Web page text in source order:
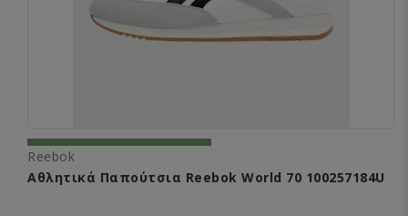
Reebok
Αθλητικά Παπούτσια Reebok World 70 100257184U